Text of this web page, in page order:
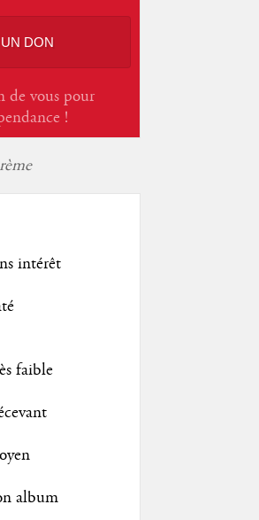
DON
de vous pour
!
intérêt
faible
album